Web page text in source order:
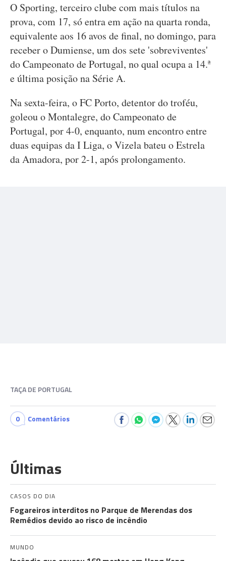
O Sporting, terceiro clube com mais títulos na
prova, com 17, só entra em ação na quarta ronda,
equivalente aos 16 avos de final, no domingo, para
receber o Dumiense, um dos sete 'sobreviventes'
do Campeonato de Portugal, no qual ocupa a 14.ª
e última posição na Série A.
Na sexta-feira, o FC Porto, detentor do troféu,
goleou o Montalegre, do Campeonato de
Portugal, por 4-0, enquanto, num encontro entre
duas equipas da I Liga, o Vizela bateu o Estrela
da Amadora, por 2-1, após prolongamento.
TAÇA DE PORTUGAL
0 Comentários
Últimas
CASOS DO DIA
Fogareiros interditos no Parque de Merendas dos
Remédios devido ao risco de incêndio
MUNDO